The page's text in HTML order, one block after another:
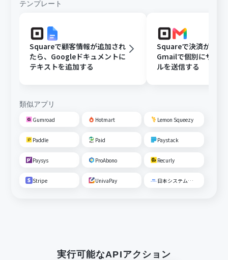
テンプレート
Squareで顧客情報が追加され
たら、Googleドキュメントに
テキストを追加する
Squareで決済が成功
Gmailで個別にサン
ルを送信する
類似アプリ
Gumroad Hotmart Lemon Squeezy
Paddle Paid Paystack
Paysys ProAbono Recurly
Stripe UnivaPay 日本システム収納
実行可能なAPIアクション